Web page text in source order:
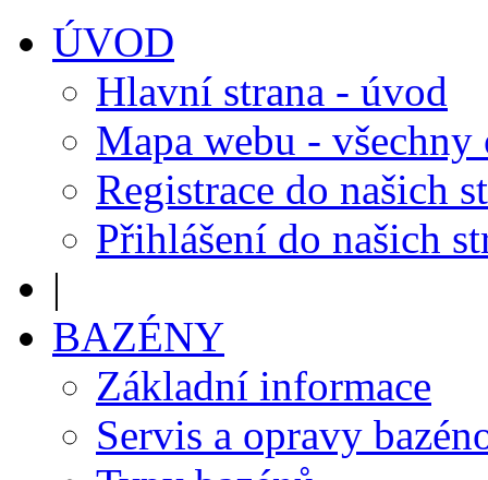
ÚVOD
Hlavní strana - úvod
Mapa webu - všechny
Registrace do našich
Přihlášení do našich
|
BAZÉNY
Základní informace
Servis a opravy